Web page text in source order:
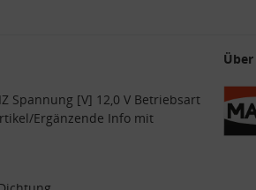
Spannung [V] 12,0 V Betriebsart
Ergänzende Info mit